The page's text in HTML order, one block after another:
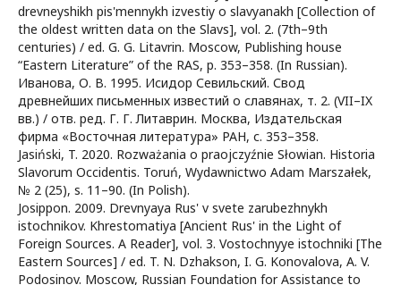
drevneyshikh pis'mennykh izvestiy o slavyanakh [Collection of
the oldest written data on the Slavs], vol. 2. (7th–9th
centuries) / ed. G. G. Litavrin. Moscow, Publishing house
“Eastern Literature” of the RAS, p. 353–358. (In Russian).
Иванова, О. В. 1995. Исидор Севильский. Свод
древнейших письменных известий о славянах, т. 2. (VII–IX
вв.) / отв. ред. Г. Г. Литаврин. Москва, Издательская
фирма «Восточная литература» РАН, с. 353–358.
Jasiński, T. 2020. Rozważania o praojczyźnie Słowian. Historia
Slavorum Occidentis. Toruń, Wydawnictwo Adam Marszałek,
№ 2 (25), s. 11–90. (In Polish).
Josippon. 2009. Drevnyaya Rus' v svete zarubezhnykh
istochnikov. Khrestomatiya [Ancient Rus' in the Light of
Foreign Sources. A Reader], vol. 3. Vostochnyye istochniki [The
Eastern Sources] / ed. T. N. Dzhakson, I. G. Konovalova, A. V.
Podosinov. Moscow, Russian Foundation for Assistance to